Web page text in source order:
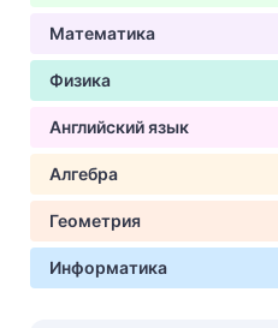
Математика
Физика
Английский язык
Алгебра
Геометрия
Информатика